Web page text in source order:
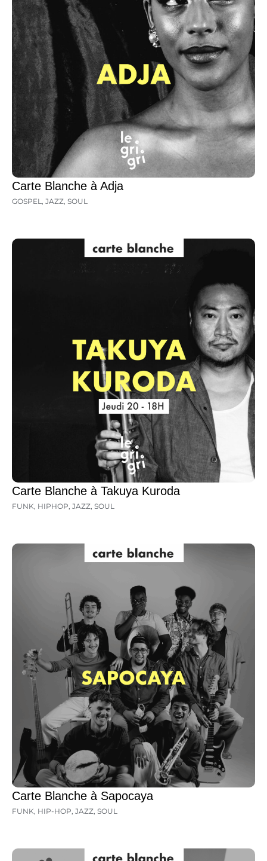
Carte Blanche à Adja
GOSPEL, JAZZ, SOUL
Carte Blanche à Takuya Kuroda
FUNK, HIPHOP, JAZZ, SOUL
Carte Blanche à Sapocaya
FUNK, HIP-HOP, JAZZ, SOUL